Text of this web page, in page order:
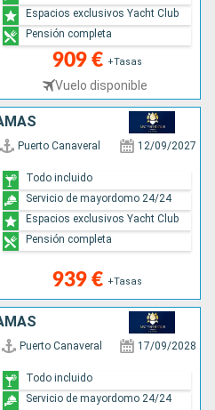
909 € +Tasas
Vuelo disponible
Espacios exclusivos Yacht Club
Pensión completa
Puerto Canaveral 12/09/2027
939 € +Tasas
Todo incluido
Servicio de mayordomo 24/24
Espacios exclusivos Yacht Club
Pensión completa
Puerto Canaveral 17/09/2028
Todo incluido
Servicio de mayordomo 24/24